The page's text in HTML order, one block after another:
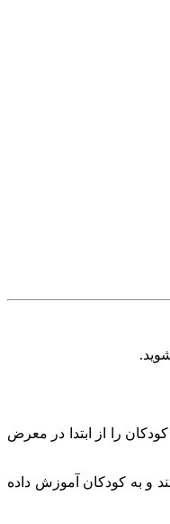
را از ابتدا در معرض
و به کودکان آموزش داده